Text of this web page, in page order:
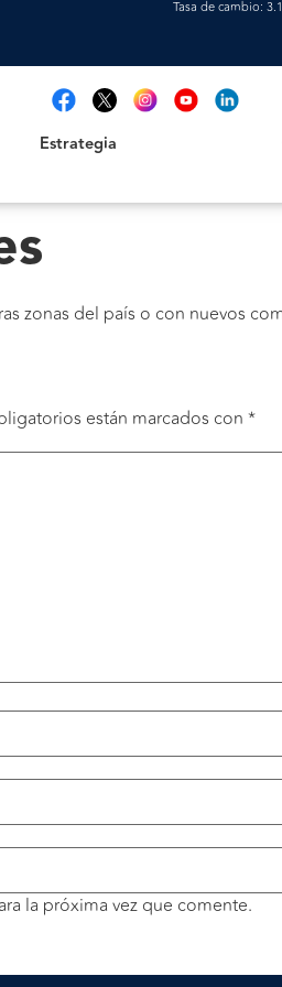
Tasa de cambio:
Estrategia
zonas del país o con nuevos
están marcados con *
la próxima vez que comente.